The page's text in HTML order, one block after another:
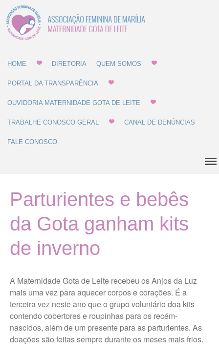
Estatuto
Regulamentos
Dúvidas Comuns
História
Localização
Vigilância Nutricional
Últimas Notícias
Portal da Transparência
HOME DIRETORIA QUEM SOMOS
PORTAL DA TRANSPARÊNCIA
OUVIDORIA MATERNIDADE GOTA DE LEITE
TRABALHE CONOSCO GERAL CANAL DE DENÚNCIAS
FALE CONOSCO
Parturientes e bebês
da Gota ganham kits
de inverno
A Maternidade Gota de Leite recebeu os Anjos da Luz
mais uma vez para aquecer corpos e corações. É a
terceira vez neste ano que o grupo voluntário doa kits
contendo cobertores e roupinhas para os recém-
nascidos, além de um presente para as parturientes. As
doações são feitas sempre durante os meses mais frios.